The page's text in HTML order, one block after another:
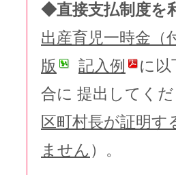
◆直接支払制度を
出産育児一時金（
版
記入例
に以
合に 提出してく
区町村長が証明
ません ）。